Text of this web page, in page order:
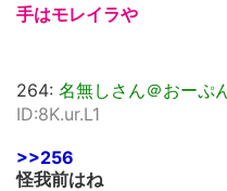
手はモレイラや
264: 名無しさん＠おーぷ
ID:8K.ur.L1
>>256
怪我前はね